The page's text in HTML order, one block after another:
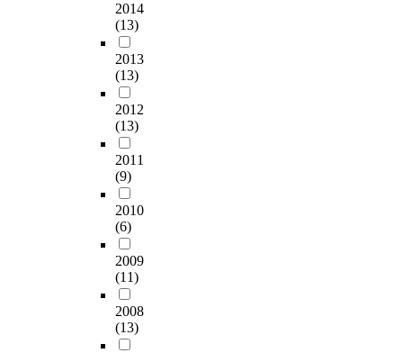
2014
(13)
2013
(13)
2012
(13)
2011
(9)
2010
(6)
2009
(11)
2008
(13)